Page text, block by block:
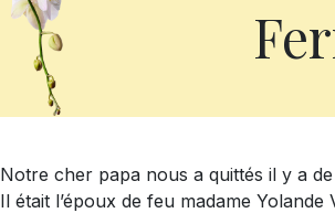
Notre cher papa nous a quittés il y a
Il était l’époux de feu madame